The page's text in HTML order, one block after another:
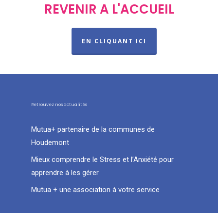
REVENIR A L'ACCUEIL
EN CLIQUANT ICI
Retrouvez nos actualités
Mutua+ partenaire de la communes de
Houdemont
Mieux comprendre le Stress et l’Anxiété pour
apprendre à les gérer
Mutua + une association à votre service